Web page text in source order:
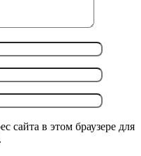
сайта в этом браузере для